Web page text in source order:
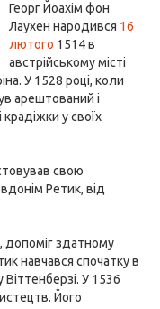
Георг Йоахім фон
Лаухен народився 16
лютого 1514 в
австрійському місті
У 1528 році, коли
арештований і
у своїх
свою
Ретик, від
допоміг здатному
навчався спочатку в
У 1536
Його